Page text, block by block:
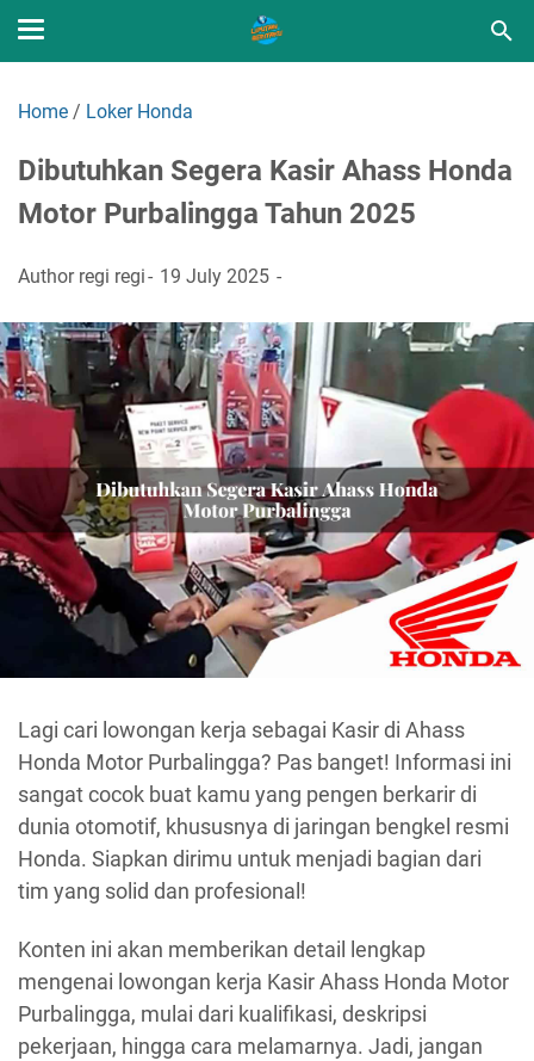
Home / Loker Honda
Dibutuhkan Segera Kasir Ahass Honda
Motor Purbalingga Tahun 2025
Author regi regi 19 July 2025
Lagi cari lowongan kerja sebagai Kasir di Ahass
Honda Motor Purbalingga? Pas banget! Informasi ini
sangat cocok buat kamu yang pengen berkarir di
dunia otomotif, khususnya di jaringan bengkel resmi
Honda. Siapkan dirimu untuk menjadi bagian dari
tim yang solid dan profesional!
Konten ini akan memberikan detail lengkap
mengenai lowongan kerja Kasir Ahass Honda Motor
Purbalingga, mulai dari kualifikasi, deskripsi
pekerjaan, hingga cara melamarnya. Jadi, jangan